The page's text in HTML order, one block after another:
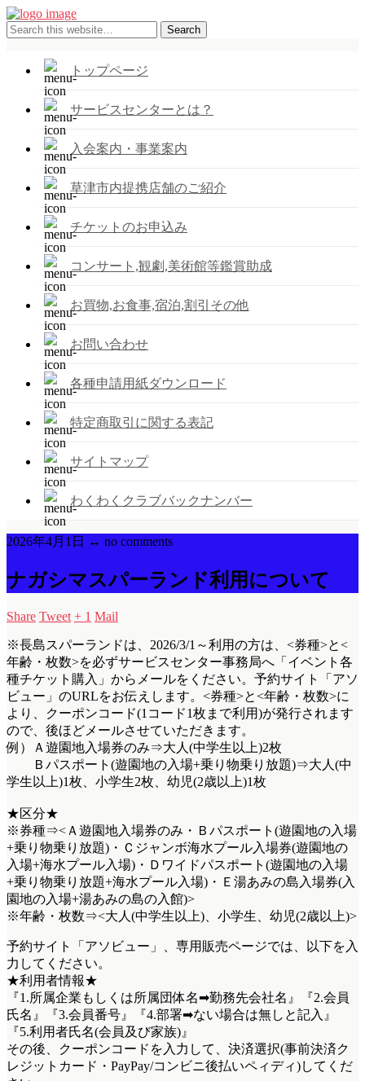
トップページ
サービスセンターとは？
入会案内・事業案内
草津市内提携店舗のご紹介
チケットのお申込み
コンサート,観劇,美術館等鑑賞助成
お買物,お食事,宿泊,割引その他
お問い合わせ
各種申請用紙ダウンロード
特定商取引に関する表記
サイトマップ
わくわくクラブバックナンバー
2026年4月1日 ↔ no comments
ナガシマスパーランド利用について
Share Tweet + 1 Mail
※長島スパーランドは、2026/3/1～利用の方は、<券種>と<
年齢・枚数>を必ずサービスセンター事務局へ「イベント各
種チケット購入」からメールをください。予約サイト「アソ
ビュー」のURLをお伝えします。<券種>と<年齢・枚数>に
より、クーポンコード(1コード1枚まで利用)が発行されます
ので、後ほどメールさせていただきます。
例）Ａ遊園地入場券のみ⇒大人(中学生以上)2枚
Ｂパスポート(遊園地の入場+乗り物乗り放題)⇒大人(中
学生以上)1枚、小学生2枚、幼児(2歳以上)1枚
★区分★
※券種⇒<Ａ遊園地入場券のみ・Ｂパスポート(遊園地の入場
+乗り物乗り放題)・Ｃジャンボ海水プール入場券(遊園地の
入場+海水プール入場)・Ｄワイドパスポート(遊園地の入場
+乗り物乗り放題+海水プール入場)・Ｅ湯あみの島入場券(入
園地の入場+湯あみの島の入館)>
※年齢・枚数⇒<大人(中学生以上)、小学生、幼児(2歳以上)>
予約サイト「アソビュー」、専用販売ページでは、以下を入
力してください。
★利用者情報★
『1.所属企業もしくは所属団体名➡勤務先会社名』『2.会員
氏名』『3.会員番号』『4.部署➡ない場合は無しと記入』
『5.利用者氏名(会員及び家族)』
その後、クーポンコードを入力して、決済選択(事前決済ク
レジットカード・PayPay/コンビニ後払いペィディ)してくだ